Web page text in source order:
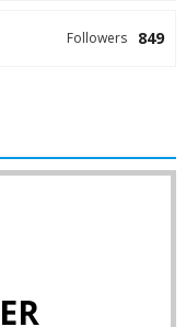
849
Followers